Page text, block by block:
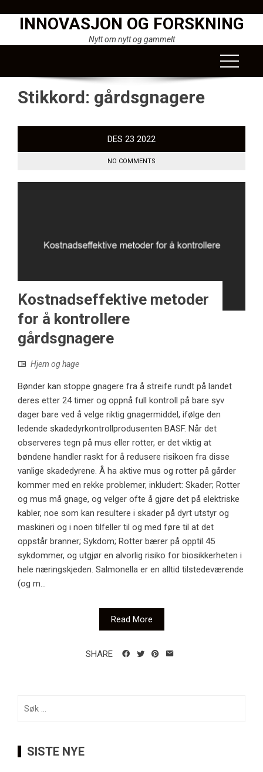
INNOVASJON OG FORSKNING
Nytt om nytt og gammelt
Stikkord: gårdsgnagere
DES 23 2022
NO COMMENTS
Kostnadseffektive metoder
for å kontrollere
gårdsgnagere
Hjem og hage
Bønder kan stoppe gnagere fra å streife rundt på landet
deres etter 24 timer og oppnå full kontroll på bare syv
dager bare ved å velge riktig gnagermiddel, ifølge den
ledende skadedyrkontrollprodusenten BASF. Når det
observeres tegn på mus eller rotter, er det viktig at
bøndene handler raskt for å redusere risikoen fra disse
vanlige skadedyrene. Å ha aktive mus og rotter på gårder
kommer med en rekke problemer, inkludert: Skader; Rotter
og mus må gnage, og velger ofte å gjøre det på elektriske
kabler, noe som kan resultere i skader på dyrt utstyr og
maskineri og i noen tilfeller til og med føre til at det
oppstår branner; Sykdom; Rotter bærer på opptil 45
sykdommer, og utgjør en alvorlig risiko for biosikkerheten i
hele næringskjeden. Salmonella er en alltid tilstedeværende
(og m...
Read More
SHARE
etter:
SISTE NYE